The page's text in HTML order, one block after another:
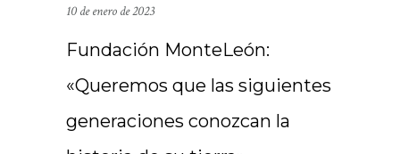
10 de enero de 2023
Fundación MonteLeón:
«Queremos que las siguientes
generaciones conozcan la